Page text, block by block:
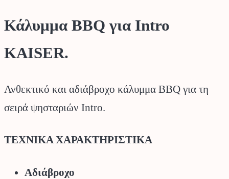
Κάλυμμα BBQ για Intro
KAISER.
Ανθεκτικό και αδιάβροχο κάλυμμα BBQ για τη
σειρά ψησταριών Intro.
ΤΕΧΝΙΚΑ ΧΑΡΑΚΤΗΡΙΣΤΙΚΑ
Αδιάβροχο